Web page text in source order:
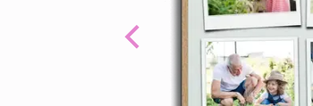
Previous